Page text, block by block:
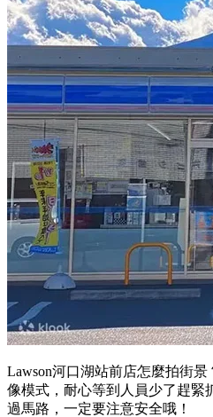
Lawson河口湖站前店怎麼拍街
像模式，耐心等到人員少了趕緊
過馬路，一定要注意安全哦！